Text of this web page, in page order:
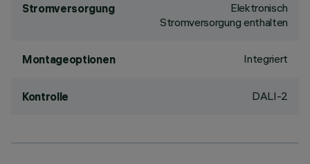
Stromversorgung
Elektronisch
Stromversorgung enthalten
Montageoptionen Integriert
Kontrolle DALI-2